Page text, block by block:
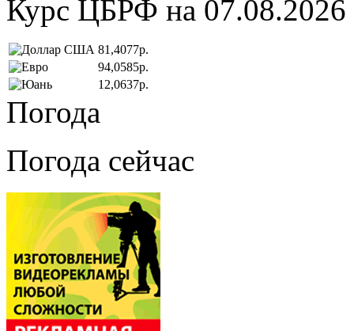
Курс ЦБРФ на 07.08.2026
81,4077р.
94,0585р.
12,0637р.
Погода
Погода сейчас